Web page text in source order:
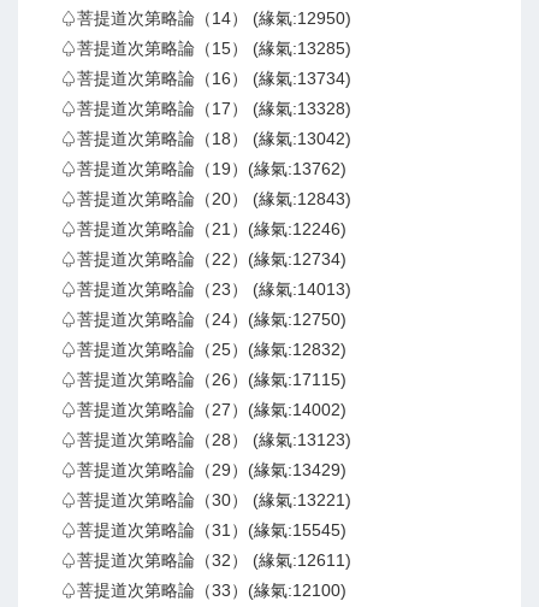
♤菩提道次第略論（14） (緣氣:12950)
♤菩提道次第略論（15） (緣氣:13285)
♤菩提道次第略論（16） (緣氣:13734)
♤菩提道次第略論（17） (緣氣:13328)
♤菩提道次第略論（18） (緣氣:13042)
♤菩提道次第略論（19）(緣氣:13762)
♤菩提道次第略論（20） (緣氣:12843)
♤菩提道次第略論（21）(緣氣:12246)
♤菩提道次第略論（22）(緣氣:12734)
♤菩提道次第略論（23） (緣氣:14013)
♤菩提道次第略論（24）(緣氣:12750)
♤菩提道次第略論（25）(緣氣:12832)
♤菩提道次第略論（26）(緣氣:17115)
♤菩提道次第略論（27）(緣氣:14002)
♤菩提道次第略論（28） (緣氣:13123)
♤菩提道次第略論（29）(緣氣:13429)
♤菩提道次第略論（30） (緣氣:13221)
♤菩提道次第略論（31）(緣氣:15545)
♤菩提道次第略論（32） (緣氣:12611)
♤菩提道次第略論（33）(緣氣:12100)